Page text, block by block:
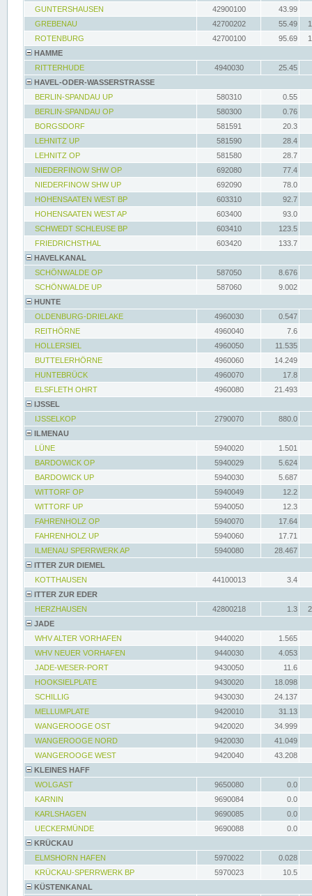
GUNTERSHAUSEN
42900100
43.99
GREBENAU
42700202 55.49
ROTENBURG
42700100 95.69
HAMME
RITTERHUDE
4940030
25.45
HAVEL-ODER-WASSERSTRASSE
BERLIN-SPANDAU UP
580310
0.55
BERLIN-SPANDAU OP
580300
0.76
BORGSDORF
581591
20.3
LEHNITZ UP
581590
28.4
LEHNITZ OP
581580
28.7
NIEDERFINOW SHW OP
692080
77.4
NIEDERFINOW SHW UP
692090
78.0
HOHENSAATEN WEST BP
603310
92.7
HOHENSAATEN WEST AP
603400
93.0
SCHWEDT SCHLEUSE BP
603410
123.5
FRIEDRICHSTHAL
603420
133.7
HAVELKANAL
SCHÖNWALDE OP
587050
8.676
SCHÖNWALDE UP
587060
9.002
HUNTE
OLDENBURG-DRIELAKE
4960030
0.547
REITHÖRNE
4960040
7.6
HOLLERSIEL
4960050
11.535
BUTTELERHÖRNE
4960060
14.249
HUNTEBRÜCK
4960070
17.8
ELSFLETH OHRT
4960080
21.493
IJSSEL
IJSSELKOP
2790070
880.0
ILMENAU
LÜNE
5940020
1.501
BARDOWICK OP
5940029
5.624
BARDOWICK UP
5940030
5.687
WITTORF OP
5940049
12.2
WITTORF UP
5940050
12.3
FAHRENHOLZ OP
5940070
17.64
FAHRENHOLZ UP
5940060
17.71
ILMENAU SPERRWERK AP
5940080
28.467
ITTER ZUR DIEMEL
KOTTHAUSEN
44100013
3.4
ITTER ZUR EDER
HERZHAUSEN
42800218 1.3
JADE
WHV ALTER VORHAFEN
9440020
1.565
WHV NEUER VORHAFEN
9440030
4.053
JADE-WESER-PORT
9430050
11.6
HOOKSIELPLATE
9430020
18.098
SCHILLIG
9430030
24.137
MELLUMPLATE
9420010
31.13
WANGEROOGE OST
9420020
34.999
WANGEROOGE NORD
9420030
41.049
WANGEROOGE WEST
9420040
43.208
KLEINES HAFF
WOLGAST
9650080
0.0
KARNIN
9690084
0.0
KARLSHAGEN
9690085
0.0
UECKERMÜNDE
9690088
0.0
KRÜCKAU
ELMSHORN HAFEN
5970022
0.028
KRÜCKAU-SPERRWERK BP
5970023
10.5
KÜSTENKANAL